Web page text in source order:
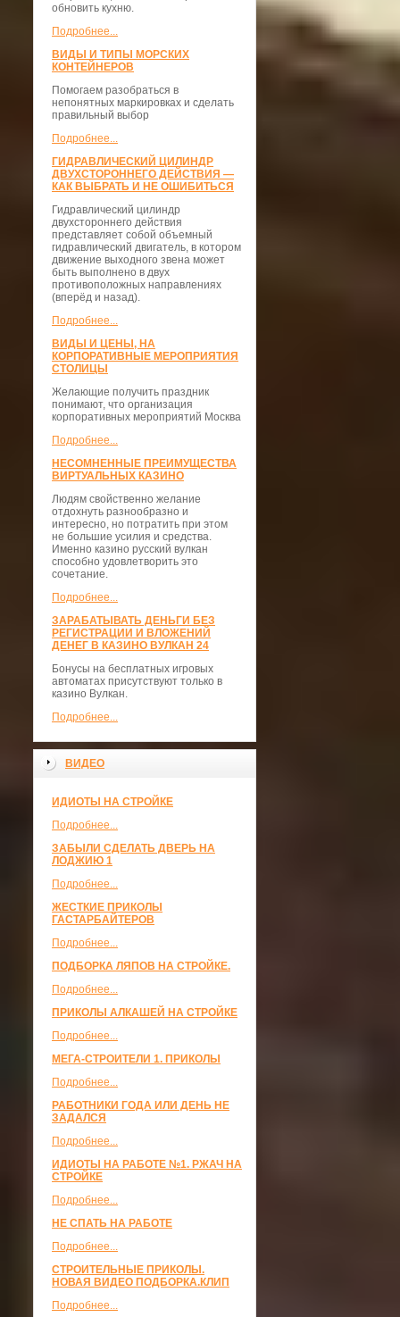
обновить кухню.
Подробнее...
ВИДЫ И ТИПЫ МОРСКИХ
КОНТЕЙНЕРОВ
Помогаем разобраться в
непонятных маркировках и сделать
правильный выбор
Подробнее...
ГИДРАВЛИЧЕСКИЙ ЦИЛИНДР
ДВУХСТОРОННЕГО ДЕЙСТВИЯ —
КАК ВЫБРАТЬ И НЕ ОШИБИТЬСЯ
Гидравлический цилиндр
двухстороннего действия
представляет собой объемный
гидравлический двигатель, в котором
движение выходного звена может
быть выполнено в двух
противоположных направлениях
(вперёд и назад).
Подробнее...
ВИДЫ И ЦЕНЫ, НА
КОРПОРАТИВНЫЕ МЕРОПРИЯТИЯ
СТОЛИЦЫ
Желающие получить праздник
понимают, что организация
корпоративных мероприятий Москва
Подробнее...
НЕСОМНЕННЫЕ ПРЕИМУЩЕСТВА
ВИРТУАЛЬНЫХ КАЗИНО
Людям свойственно желание
отдохнуть разнообразно и
интересно, но потратить при этом
не большие усилия и средства.
Именно казино русский вулкан
способно удовлетворить это
сочетание.
Подробнее...
ЗАРАБАТЫВАТЬ ДЕНЬГИ БЕЗ
РЕГИСТРАЦИИ И ВЛОЖЕНИЙ
ДЕНЕГ В КАЗИНО ВУЛКАН 24
Бонусы на бесплатных игровых
автоматах присутствуют только в
казино Вулкан.
Подробнее...
ВИДЕО
ИДИОТЫ НА СТРОЙКЕ
Подробнее...
ЗАБЫЛИ СДЕЛАТЬ ДВЕРЬ НА
ЛОДЖИЮ 1
Подробнее...
ЖЕСТКИЕ ПРИКОЛЫ
ГАСТАРБАЙТЕРОВ
Подробнее...
ПОДБОРКА ЛЯПОВ НА СТРОЙКЕ.
Подробнее...
ПРИКОЛЫ АЛКАШЕЙ НА СТРОЙКЕ
Подробнее...
МЕГА-СТРОИТЕЛИ 1. ПРИКОЛЫ
Подробнее...
РАБОТНИКИ ГОДА ИЛИ ДЕНЬ НЕ
ЗАДАЛСЯ
Подробнее...
ИДИОТЫ НА РАБОТЕ №1. РЖАЧ НА
СТРОЙКЕ
Подробнее...
НЕ СПАТЬ НА РАБОТЕ
Подробнее...
СТРОИТЕЛЬНЫЕ ПРИКОЛЫ.
НОВАЯ ВИДЕО ПОДБОРКА.КЛИП
Подробнее...